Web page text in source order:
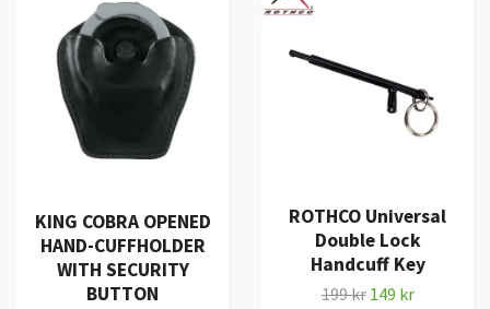
KING COBRA OPENED
HAND-CUFFHOLDER
WITH SECURITY
BUTTON
ROTHCO Universal
Double Lock
Handcuff Key
199 kr 149 kr